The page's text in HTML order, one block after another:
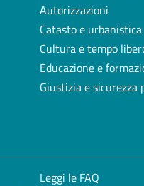
Autorizzazioni
Catasto e urbanistica
Cultura e tempo
Educazione e
Giustizia e sicurezza
Leggi le FAQ